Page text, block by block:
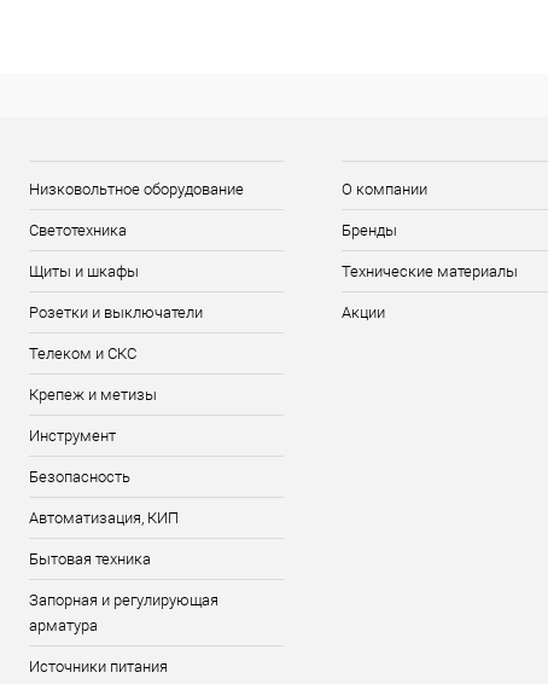
Низковольтное оборудование
Светотехника
Щиты и шкафы
Розетки и выключатели
Телеком и СКС
Крепеж и метизы
Инструмент
Безопасность
Автоматизация, КИП
Бытовая техника
Запорная и регулирующая
арматура
Источники питания
О компании
Бренды
Технические материалы
Акции